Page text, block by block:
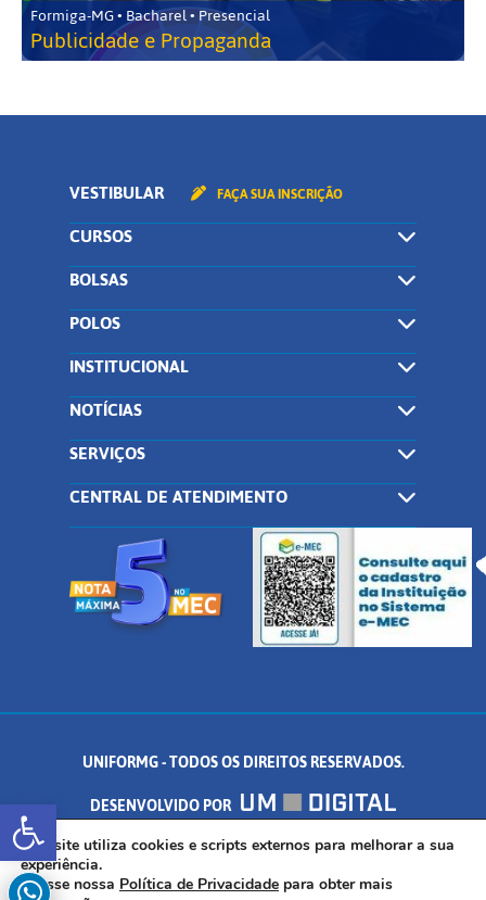
Abrir a barra de ferramentas
Formiga-MG • Bacharel • Presencial
Publicidade e Propaganda
VESTIBULAR FAÇA SUA INSCRIÇÃO
CURSOS
BOLSAS
POLOS
INSTITUCIONAL
NOTÍCIAS
SERVIÇOS
CENTRAL DE ATENDIMENTO
UNIFORMG - TODOS OS DIREITOS RESERVADOS.
DESENVOLVIDO POR
AV. DR. ARNALDO DE SENNA, 328 - PALMEIRAS, FORMIGA/MG - CEP:
35.574.530
Este site utiliza cookies e scripts externos para melhorar a sua
experiência.
Acesse nossa Política de Privacidade para obter mais